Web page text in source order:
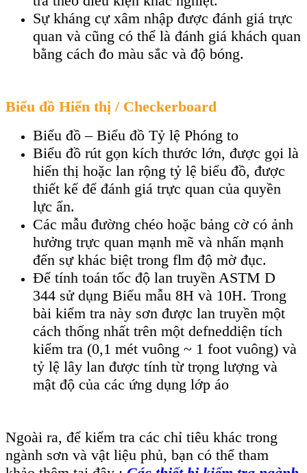
Sự kháng cự xâm nhập được đánh giá trực
quan và cũng có thể là đánh giá khách quan
bằng cách đo màu sắc và độ bóng.
Biểu đồ Hiển thị / Checkerboard
Biểu đồ – Biểu đồ Tỷ lệ Phóng to
Biểu đồ rút gọn kích thước lớn, được gọi là
hiển thị hoặc lan rộng tỷ lệ biểu đồ, được
thiết kế để đánh giá trực quan của quyền
lực ẩn.
Các mẫu đường chéo hoặc bảng cờ có ảnh
hưởng trực quan mạnh mẽ và nhấn mạnh
đến sự khác biệt trong flm độ mờ đục.
Để tính toán tốc độ lan truyền ASTM D
344 sử dụng Biểu mẫu 8H và 10H. Trong
bài kiểm tra này sơn được lan truyền một
cách thống nhất trên một defneddiện tích
kiểm tra (0,1 mét vuông ~ 1 foot vuông) và
tỷ lệ lây lan được tính từ trọng lượng và
mật độ của các ứng dụng lớp áo
Ngoài ra, để kiểm tra các chỉ tiêu khác trong
ngành sơn và vật liệu phủ, bạn có thể tham